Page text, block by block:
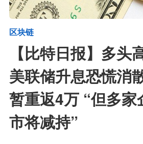
区块链
【比特日报】多头
美联储升息恐慌消
暂重返4万 “但多家
市将减持”